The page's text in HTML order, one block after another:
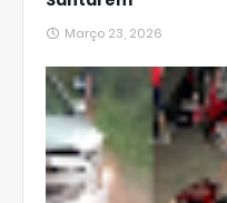
Março 23, 2026